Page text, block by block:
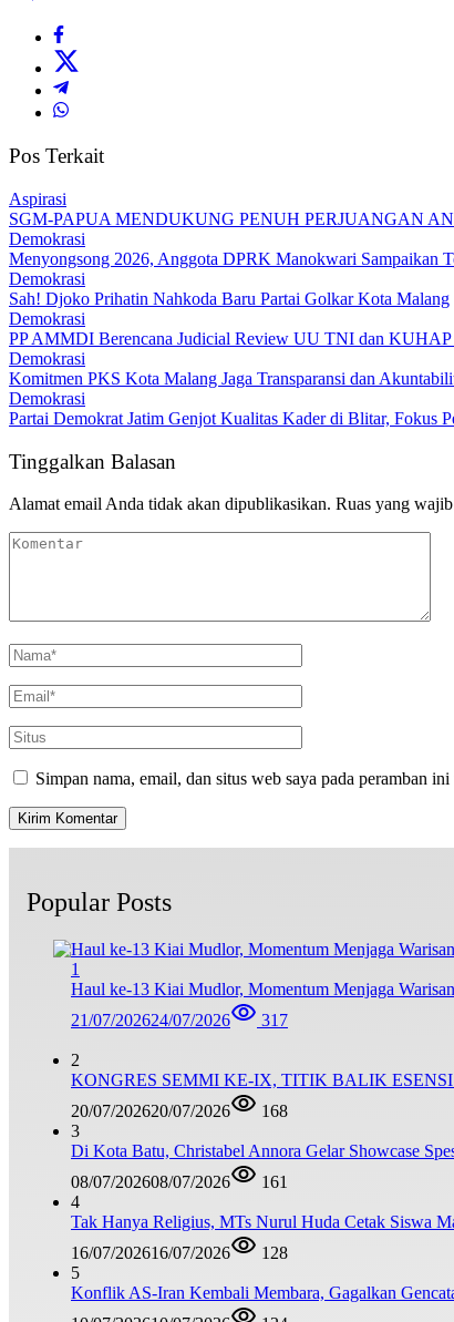
Pos Terkait
Aspirasi
SGM-PAPUA MENDUKUNG PENUH PERJUANGAN
Demokrasi
Menyongsong 2026, Anggota DPRK Manokwari Sampaikan
Demokrasi
Sah! Djoko Prihatin Nahkoda Baru Partai Golkar Kota Malang
Demokrasi
PP AMMDI Berencana Judicial Review UU TNI dan KUHAP
Demokrasi
Komitmen PKS Kota Malang Jaga Transparansi dan
Demokrasi
Partai Demokrat Jatim Genjot Kualitas Kader di Blitar, Fokus
Tinggalkan Balasan
Alamat email Anda tidak akan dipublikasikan. Ruas yang
Simpan nama, email, dan situs web saya pada peramban
Popular Posts
1
Haul ke-13 Kiai Mudlor, Momentum Menjaga
21/07/202624/07/2026 317
2
KONGRES SEMMI KE-IX, TITIK BALIK
20/07/202620/07/2026
168
3
Di Kota Batu, Christabel Annora Gelar Showcase
08/07/202608/07/2026
161
4
Tak Hanya Religius, MTs Nurul Huda Cetak Siswa
16/07/202616/07/2026
128
5
Konflik AS-Iran Kembali Membara, Gagalkan